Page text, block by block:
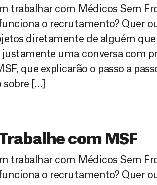
trabalhar com Médicos Sem
o recrutamento? Quer
diretamente de alguém
justamente uma conversa com
que explicarão o passo a
sobre […]
com MSF
trabalhar com Médicos Sem
o recrutamento? Quer